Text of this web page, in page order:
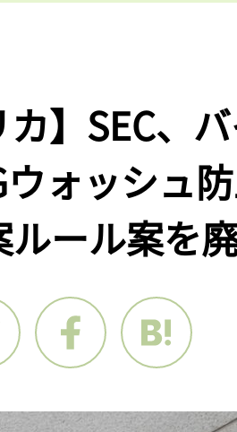
カ】SEC、
ウォッシュ
ルール案を